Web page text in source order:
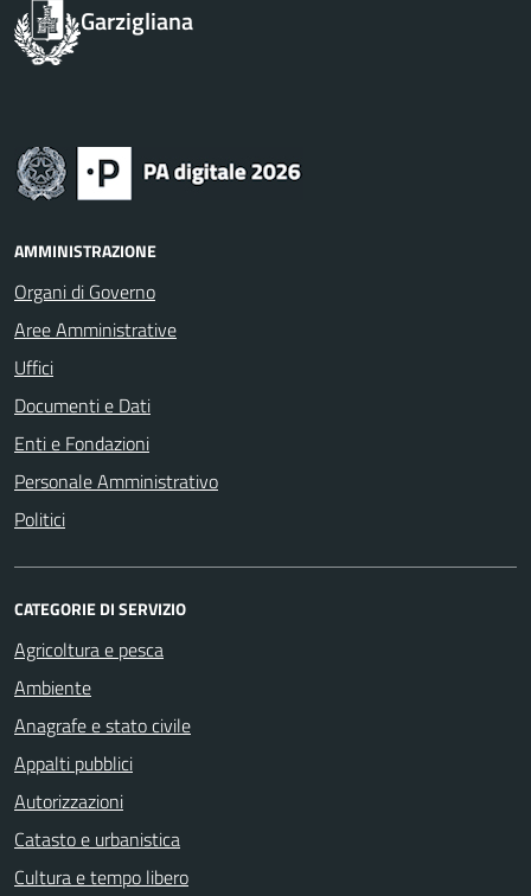
Garzigliana
AMMINISTRAZIONE
Organi di Governo
Aree Amministrative
Uffici
Documenti e Dati
Enti e Fondazioni
Personale Amministrativo
Politici
CATEGORIE DI SERVIZIO
Agricoltura e pesca
Ambiente
Anagrafe e stato civile
Appalti pubblici
Autorizzazioni
Catasto e urbanistica
Cultura e tempo libero